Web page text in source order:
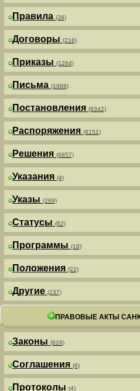
Правила (38)
Договоры (216)
Приказы (1264)
Письма (1988)
Постановления (8342)
Распоряжения (8151)
Решения (6857)
Указания (4)
Указы (269)
Статусы (62)
Программы (18)
Положения (22)
Другие (237)
ПРАВОВЫЕ АКТЫ
Законы (826)
Соглашения (6)
Протоколы (4)